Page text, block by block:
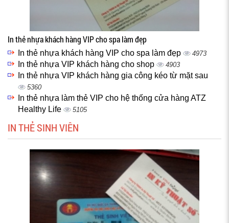
In thẻ nhựa khách hàng VIP cho spa làm đẹp
In thẻ nhựa khách hàng VIP cho spa làm đẹp 4973
In thẻ nhựa VIP khách hàng cho shop 4903
In thẻ nhựa VIP khách hàng gia công kéo từ mặt sau
5360
In thẻ nhựa làm thẻ VIP cho hệ thống cửa hàng ATZ
Healthy Life
5105
IN THẺ SINH VIÊN